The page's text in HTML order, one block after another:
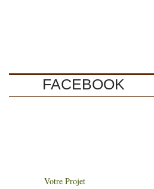
FACEBOOK
Votre Projet